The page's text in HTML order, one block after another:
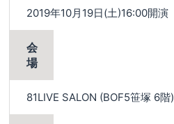
2019年10月19日(土)16:00開演
会
場
81LIVE SALON (BOF5笹塚 6階)